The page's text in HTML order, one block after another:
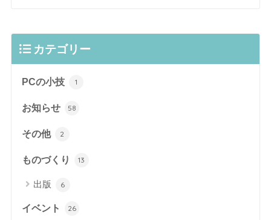
カテゴリー
PCの小技 1
お知らせ 58
その他 2
ものづくり 13
出版 6
イベント 26